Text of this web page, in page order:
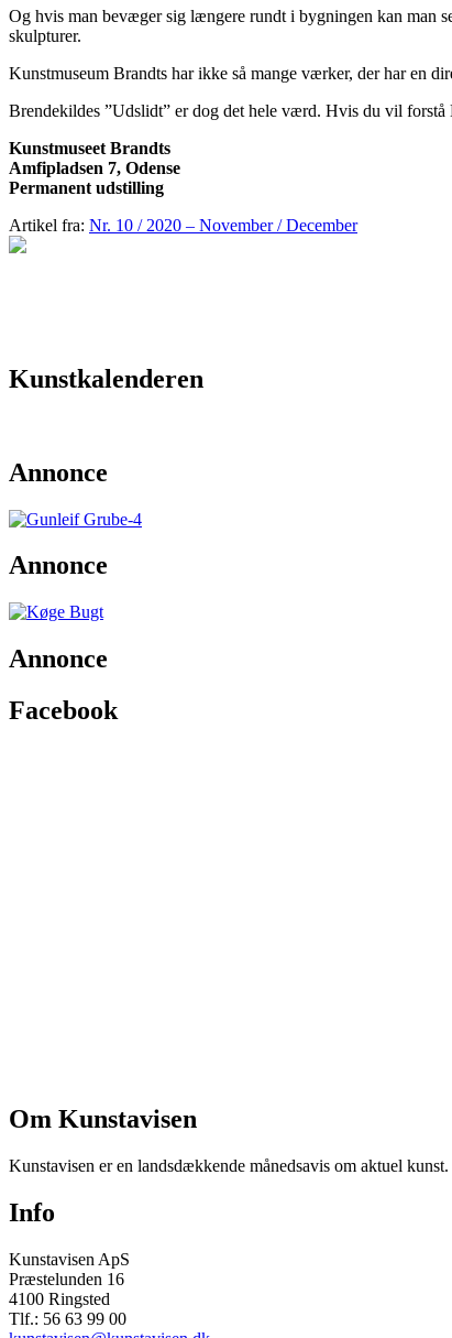
Og hvis man bevæger sig længere rundt i bygningen kan man
skulpturer.
Kunstmuseum Brandts har ikke så mange værker, der har en
Brendekildes ”Udslidt” er dog det hele værd. Hvis du vil forstå
Kunstmuseet Brandts
Amfipladsen 7, Odense
Permanent udstilling
Artikel fra: Nr. 10 / 2020 – November / December
Kunstkalenderen
Annonce
Annonce
Annonce
Facebook
Om Kunstavisen
Kunstavisen er en landsdækkende månedsavis om aktuel
Info
Kunstavisen ApS
Præstelunden 16
4100 Ringsted
Tlf.: 56 63 99 00